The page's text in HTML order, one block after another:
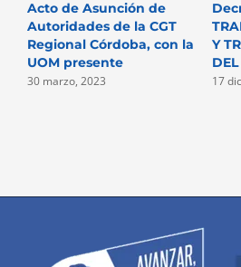
Acto de Asunción de
Autoridades de la CGT
Regional Córdoba, con la
UOM presente
30 marzo, 2023
Y
17